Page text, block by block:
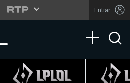
Entrar
Toggle